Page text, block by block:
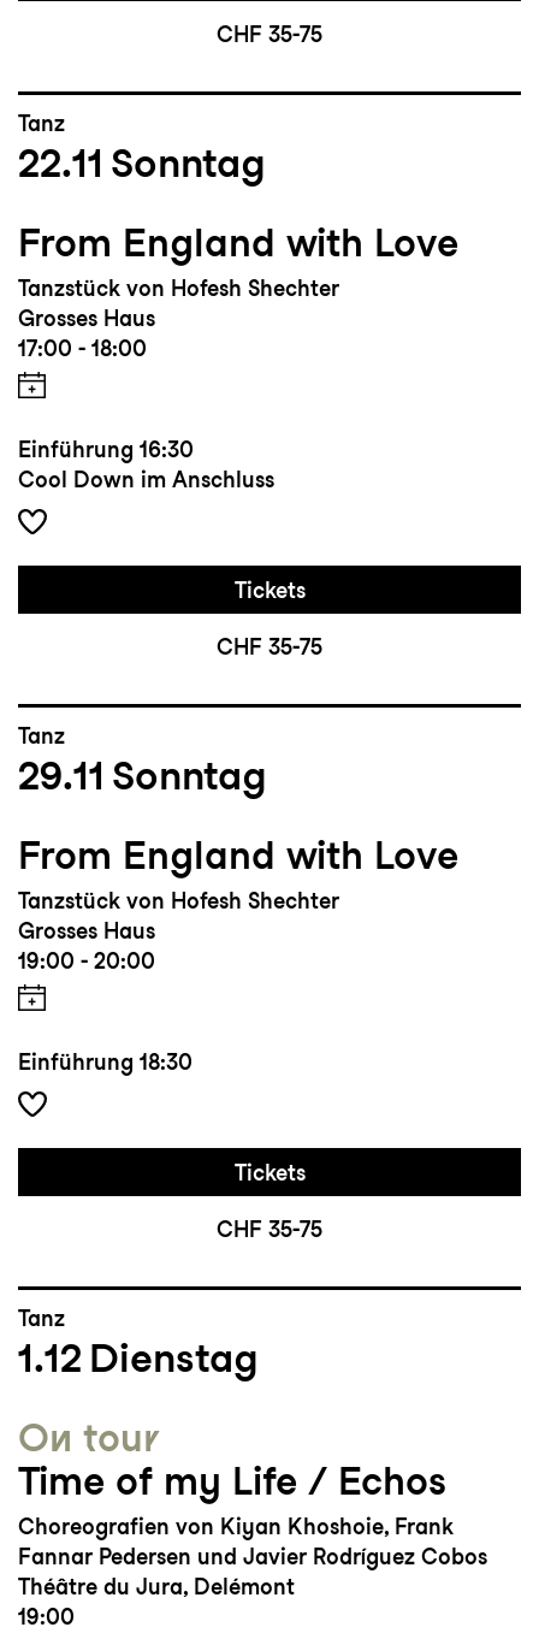
CHF 35-75
Tanz
22.11 Sonntag
From England with Love
Tanzstück von Hofesh Shechter
Grosses Haus
17:00 - 18:00
Einführung 16:30
Cool Down im Anschluss
Tickets
CHF 35-75
Tanz
29.11 Sonntag
From England with Love
Tanzstück von Hofesh Shechter
Grosses Haus
19:00 - 20:00
Einführung 18:30
Tickets
CHF 35-75
Tanz
1.12 Dienstag
On tour
Time of my Life / Echos
Choreografien von Kiyan Khoshoie, Frank
Fannar Pedersen und Javier Rodríguez Cobos
Théâtre du Jura, Delémont
19:00